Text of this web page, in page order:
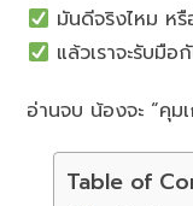
มันดีจริงไหม ห
แล้วเราจะรับมื
อ่านจบ น้องจะ “คุม
Table of